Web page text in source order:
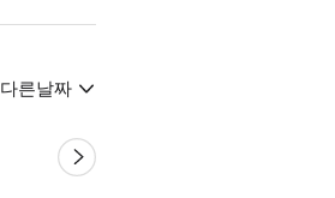
다른날짜